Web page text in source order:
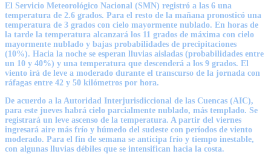
El Servicio Meteorológico Nacional (SMN) registró a las 6 una
temperatura de 2.6 grados. Para el resto de la mañana pronosticó una
temperatura de 3 grados con cielo mayormente nublado. En horas de
la tarde la temperatura alcanzará los 11 grados de máxima con cielo
mayormente nublado y bajas probabilidades de precipitaciones
(10%). Hacia la noche se esperan lluvias aisladas (probabilidades entre
un 10 y 40%) y una temperatura que descenderá a los 9 grados. El
viento irá de leve a moderado durante el transcurso de la jornada con
ráfagas entre 42 y 50 kilómetros por hora.
De acuerdo a la Autoridad Interjurisdiccional de las Cuencas (AIC),
para este jueves habrá cielo parcialmente nublado, más templado. Se
registrará un leve ascenso de la temperatura. A partir del viernes
ingresará aire más frío y húmedo del sudeste con períodos de viento
moderado. Para el fin de semana se anticipa frío y tiempo inestable,
con algunas lluvias débiles que se intensifican hacia la costa.